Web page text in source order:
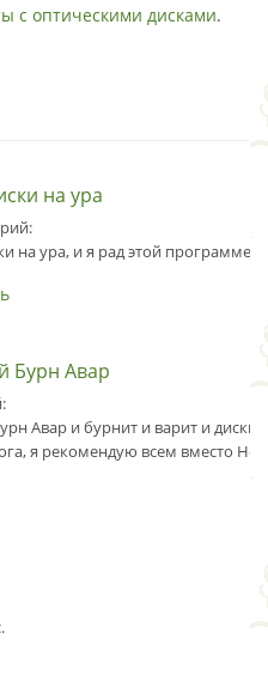
с оптическими дисками.
на ура
на ура, и я рад этой программе.
Бурн Авар
Авар и бурнит и варит и диски
я рекомендую всем вместо